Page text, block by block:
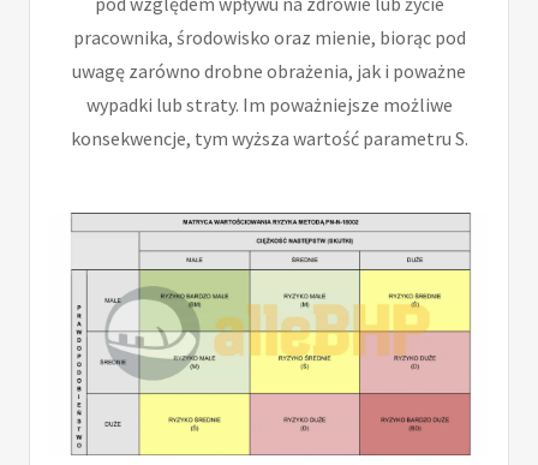
pracownika, środowisko oraz mienie, biorąc pod
uwagę zarówno drobne obrażenia, jak i poważne
wypadki lub straty. Im poważniejsze możliwe
konsekwencje, tym wyższa wartość parametru S.